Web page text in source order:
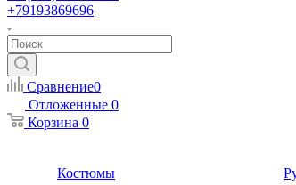
+79193869696
Сравнение0
Отложенные 0
Корзина 0
Костюмы